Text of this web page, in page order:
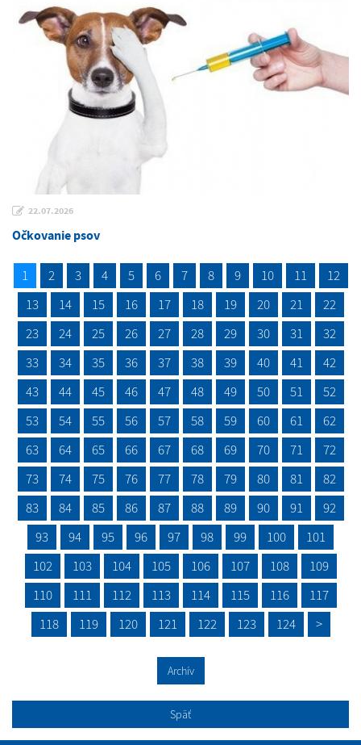
22.07.2026
Očkovanie psov
1 2 3 4 5 6 7 8 9 10 11
12
13
14 15 16 17 18 19 20 21
22
23
24 25 26 27 28 29 30 31
32
33
34 35 36 37 38 39 40 41
42
43
44 45 46 47 48 49 50 51
52
53
54 55 56 57 58 59 60 61
62
63
64 65 66 67 68 69 70 71
72
73
74 75 76 77 78 79 80 81
82
83
84 85 86 87 88 89 90 91
92
93
94 95 96 97 98 99 100
101
102
103 104 105 106 107 108
109
110
111 112 113 114 115 116
117
118
119 120 121 122 123 124 >
Archív
Späť